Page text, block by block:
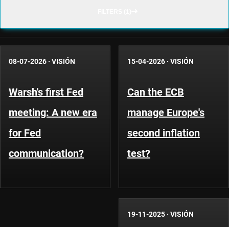
08-07-2026 · VISIÓN
Warsh's first Fed
meeting: A new era
for Fed
communication?
15-04-2026 · VISIÓN
Can the ECB
manage Europe's
second inflation
test?
19-11-2025 · VISIÓN